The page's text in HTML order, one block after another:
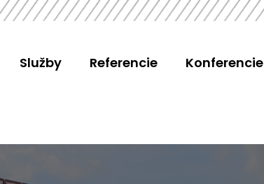
Služby Referencie Konferencie